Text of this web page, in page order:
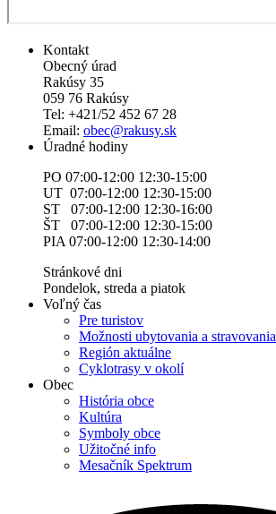
Kontakt
Obecný úrad
Rakúsy 35
059 76 Rakúsy
Tel: +421/52 452 67 28
Email: obec@rakusy.sk
Úradné hodiny
PO 07:00-12:00 12:30-15:00
UT 07:00-12:00 12:30-15:00
ST 07:00-12:00 12:30-16:00
ŠT 07:00-12:00 12:30-15:00
PIA 07:00-12:00 12:30-14:00
Stránkové dni
Pondelok, streda a piatok
Voľný čas
Pre turistov
Možnosti ubytovania a stravovania
Región aktuálne
Cyklotrasy v okolí
Obec
História obce
Kultúra
Symboly obce
Užitočné info
Mesačník Spektrum